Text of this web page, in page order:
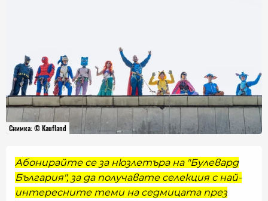
Снимка: © Kaufland
Абонирайте се за нюзлетъра на "Булевард
България", за да получавате селекция с най-
интересните теми на седмицата през